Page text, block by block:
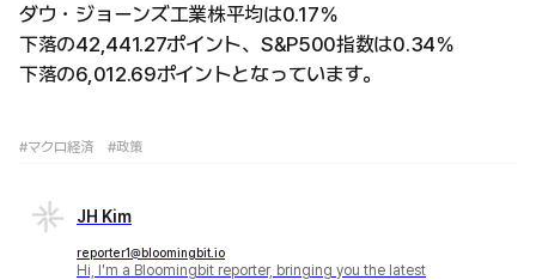
ダウ・ジョーンズ工業株平均は0.17％
下落の42,441.27ポイント、S&P500指数は0.34％
下落の6,012.69ポイントとなっています。
#マクロ経済 #政策
JH Kim
reporter1@bloomingbit.io
Hi, I'm a Bloomingbit reporter, bringing you the latest